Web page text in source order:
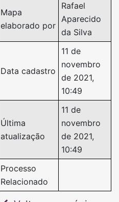
Mapa
elaborado por
Rafael
Aparecido
da Silva
Data cadastro
11 de
novembro
de 2021,
10:49
Última
atualização
11 de
novembro
de 2021,
10:49
Processo
Relacionado